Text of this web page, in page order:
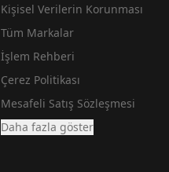
Kişisel Verilerin Korunması
Tüm Markalar
İşlem Rehberi
Çerez Politikası
Mesafeli Satış Sözleşmesi
Daha fazla göster